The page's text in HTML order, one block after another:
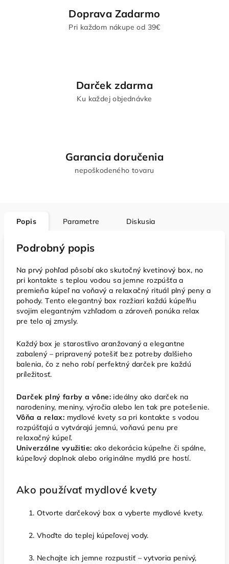
Doprava Zadarmo
Pri každom nákupe od 39€
Darček zdarma
Ku každej objednávke
Garancia doručenia
nepoškodeného tovaru
Popis Parametre Diskusia
Podrobný popis
Na prvý pohľad pôsobí ako skutočný kvetinový box, no
pri kontakte s teplou vodou sa jemne rozpúšťa a
premieňa kúpeľ na voňavý a relaxačný rituál plný peny a
pohody. Tento elegantný box rozžiari každú kúpeľňu
svojim elegantným vzhľadom a zároveň ponúka relax
pre telo aj zmysly.
Každý box je starostlivo aranžovaný a elegantne
zabalený – pripravený potešiť bez potreby ďalšieho
balenia, čo z neho robí perfektný darček pre každú
príležitosť.
Darček plný farby a vône: ideálny ako darček na
narodeniny, meniny, výročia alebo len tak pre potešenie.
Vôňa a relax: mydlové kvety sa pri kontakte s vodou
rozpúšťajú a vytvárajú jemnú, voňavú penu pre
relaxačný kúpeľ.
Univerzálne využitie: ako dekorácia kúpeľne či spálne,
kúpeľový doplnok alebo originálne mydlá pre hostí.
Ako používať mydlové kvety
Otvorte darčekový box a vyberte mydlové kvety.
Vhoďte do teplej kúpeľovej vody.
Nechajte ich jemne rozpustiť – vytvoria penivý,